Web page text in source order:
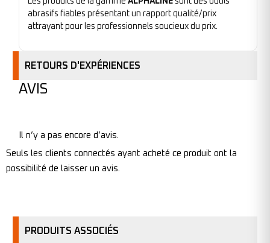
abrasifs fiables présentant un rapport qualité/prix
attrayant pour les professionnels soucieux du prix.
RETOURS D'EXPÉRIENCES
AVIS
Il n’y a pas encore d’avis.
Seuls les clients connectés ayant acheté ce produit ont la
possibilité de laisser un avis.
PRODUITS ASSOCIÉS